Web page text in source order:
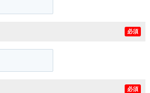
必須
必須